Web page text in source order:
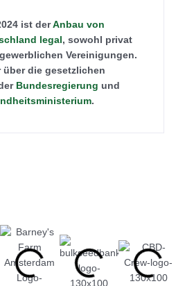
ist derAnbau von
legal, sowohl privat
Vereinigungen.
über die gesetzlichen
Bundesregierung und
.